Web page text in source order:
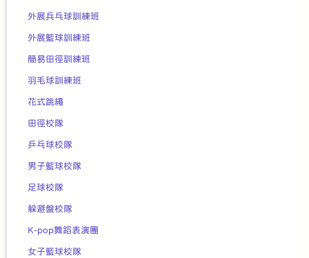
外展兵乓球訓練班
外展籃球訓練班
簡易田徑訓練班
羽毛球訓練班
花式跳繩
田徑校隊
乒乓球校隊
男子籃球校隊
足球校隊
躲避盤校隊
K-pop舞蹈表演團
女子籃球校隊